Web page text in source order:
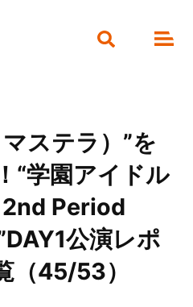
ステラ）”を
学園アイドル
Period
公演レポ
（45/53）